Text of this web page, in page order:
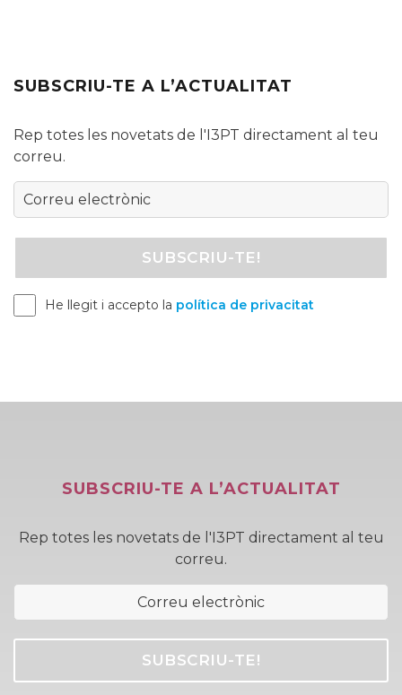
SUBSCRIU-TE A L’ACTUALITAT
Rep totes les novetats de l'I3PT directament al teu
correu.
He llegit i accepto la política de privacitat
SUBSCRIU-TE A L’ACTUALITAT
Rep totes les novetats de l'I3PT directament al teu
correu.